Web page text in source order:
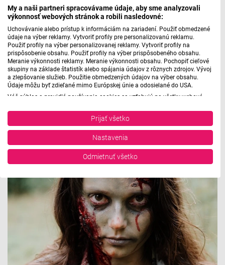
My a naši partneri spracovávame údaje, aby sme analyzovali
výkonnosť webových stránok a robili nasledovné:
Uchovávanie alebo prístup k informáciám na zariadení. Použiť obmedzené
údaje na výber reklamy. Vytvoriť profily pre personalizovanú reklamu.
Použiť profily na výber personalizovanej reklamy. Vytvoriť profily na
prispôsobenie obsahu. Použiť profily na výber prispôsobeného obsahu.
Meranie výkonnosti reklamy. Meranie výkonnosti obsahu. Pochopiť cieľové
skupiny na základe štatistík alebo spájania údajov z rôznych zdrojov. Vývoj
a zlepšovanie služieb. Použitie obmedzených údajov na výber obsahu.
Údaje môžu byť zdieľané mimo Európskej únie a odosielané do USA.
Váš súhlas a pravidlá používania cookies sa vzťahujú na všetky webové
Stred, Rádio Regina Západ, Rádio Patria, Rádio Devín, RTVS, Hudobné
pozdravy, Rádio Slovensko, RSI Francais, RSI English, RSI Slovensky, Rádio
Junior, RSI, Rádio Regina Východ, Rádio_FM, RSI Espanol, NEV.
Zobraziť zoznam partnerov (1 predajcovia IAB)
Vaše údaje používame na nasledujúce účely:
Uchovávanie alebo prístup k informáciám na
zariadení
Použiť obmedzené údaje na výber reklamy
Vytvoriť profily pre personalizovanú reklamu
Použiť profily na výber personalizovanej
reklamy
Prijať všetko
Nastavenia
Odmietnuť všetko
Seriál o príšerách: Vlkolak
Ich tragická rozpoltenosť z nich robí obete i predátorov
zároveň. Históriu vlkolakov nám priblížil kolega Hubinák.
12. 11. 2021 | 12:43